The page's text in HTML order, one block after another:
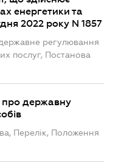
енергетики та
2022 року N 1857
регулювання
послуг, Постанова
державну
Перелік, Положення